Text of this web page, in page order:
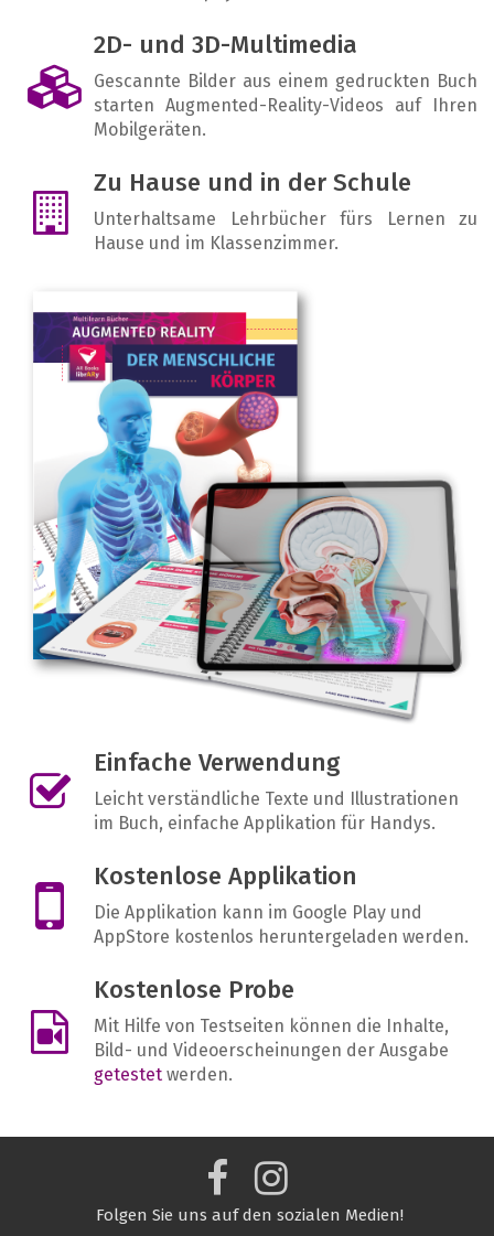
2D- und 3D-Multimedia
Gescannte Bilder aus einem gedruckten Buch
starten Augmented-Reality-Videos auf Ihren
Mobilgeräten.
Zu Hause und in der Schule
Unterhaltsame Lehrbücher fürs Lernen zu
Hause und im Klassenzimmer.
Einfache Verwendung
Leicht verständliche Texte und Illustrationen
im Buch, einfache Applikation für Handys.
Kostenlose Applikation
Die Applikation kann im Google Play und
AppStore kostenlos heruntergeladen werden.
Kostenlose Probe
Mit Hilfe von Testseiten können die Inhalte,
Bild- und Videoerscheinungen der Ausgabe
getestet werden.
Folgen Sie uns auf den sozialen Medien!